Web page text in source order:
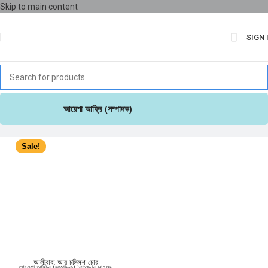
Skip to main content
SIGN
আয়েশা আফ্রি (সম্পাদক)
Sale!
আলীবাবা আর চল্লিশ চোর